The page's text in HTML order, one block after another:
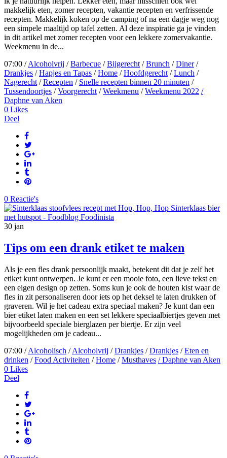
makkelijk eten, zomer recepten, vakantie recepten en verfrissende
recepten. Makkelijk koken op de camping of na een dagje weg nog
een simpele maaltijd op tafel zetten. Al deze inspiratie ga je vinden
in dit artikel met zomer recepten voor een lekkere zomervakantie.
Weekmenu in de...
07:00 /Alcoholvrij /Barbecue /Bijgerecht/Brunch /Diner/
Drankjes /Hapjes en Tapas /Home /Hoofdgerecht/Lunch /
Nagerecht/Recepten / Snelle recepten binnen 20 minuten /
Tussendoortjes /Voorgerecht/Weekmenu /Weekmenu 2022 /
Daphne van Aken
0 Likes
Deel
0 Reactie's
30 jan
Tips om een drank etiket te maken
Als je een fles drank persoonlijk maakt, betekent dit dat je zelf het
etiket kunt ontwerpen. Je kunt er een mooie foto, een lieve tekst en
een eigen design op zetten. Soms kun je ook de houten kist waar de
fles in zit personaliseren door iets op het deksel te laten drukken of
graveren. Wil je het cadeau extra speciaal maken? Je kunt dan een
bier etiket laten maken en een set lekkere speciaalbiertjes geven met
bijvoorbeeld speciale bierglazen per biertje. Er zijn veel
mogelijkheden om je cadeau...
07:00 /Alcoholisch /Alcoholvrij /Drankjes /Drankjes /Eten en
drinken /Food Activiteiten /Home /Musthaves / Daphne van Aken
0 Likes
Deel